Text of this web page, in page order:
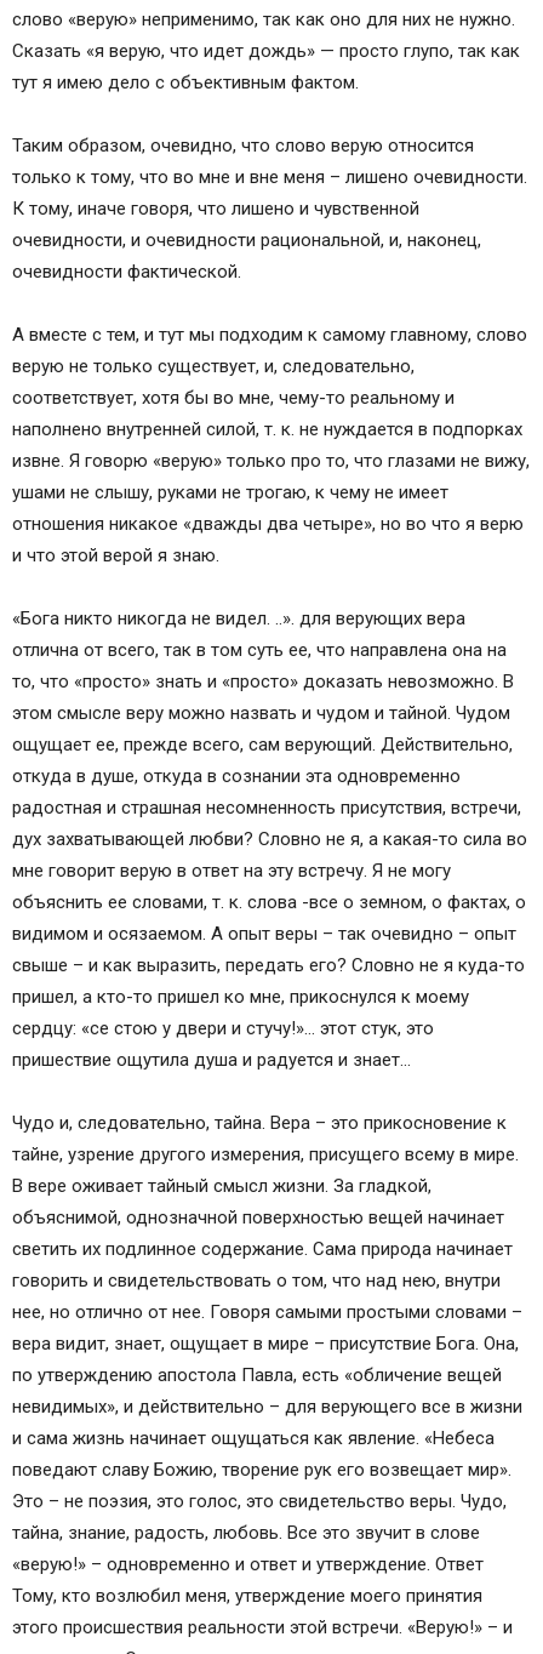
слово «верую» неприменимо, так как оно для них не нужно.
Сказать «я верую, что идет дождь» — просто глупо, так как
тут я имею дело с объективным фактом.
Таким образом, очевидно, что слово верую относится
только к тому, что во мне и вне меня – лишено очевидности.
К тому, иначе говоря, что лишено и чувственной
очевидности, и очевидности рациональной, и, наконец,
очевидности фактической.
А вместе с тем, и тут мы подходим к самому главному, слово
верую не только существует, и, следовательно,
соответствует, хотя бы во мне, чему-то реальному и
наполнено внутренней силой, т. к. не нуждается в подпорках
извне. Я говорю «верую» только про то, что глазами не вижу,
ушами не слышу, руками не трогаю, к чему не имеет
отношения никакое «дважды два четыре», но во что я верю
и что этой верой я знаю.
«Бога никто никогда не видел. ..». для верующих вера
отлична от всего, так в том суть ее, что направлена она на
то, что «просто» знать и «просто» доказать невозможно. В
этом смысле веру можно назвать и чудом и тайной. Чудом
ощущает ее, прежде всего, сам верующий. Действительно,
откуда в душе, откуда в сознании эта одновременно
радостная и страшная несомненность присутствия, встречи,
дух захватывающей любви? Словно не я, а какая-то сила во
мне говорит верую в ответ на эту встречу. Я не могу
объяснить ее словами, т. к. слова -все о земном, о фактах, о
видимом и осязаемом. А опыт веры – так очевидно – опыт
свыше – и как выразить, передать его? Словно не я куда-то
пришел, а кто-то пришел ко мне, прикоснулся к моему
сердцу: «се стою у двери и стучу!»… этот стук, это
пришествие ощутила душа и радуется и знает…
Чудо и, следовательно, тайна. Вера – это прикосновение к
тайне, узрение другого измерения, присущего всему в мире.
В вере оживает тайный смысл жизни. За гладкой,
объяснимой, однозначной поверхностью вещей начинает
светить их подлинное содержание. Сама природа начинает
говорить и свидетельствовать о том, что над нею, внутри
нее, но отлично от нее. Говоря самыми простыми словами –
вера видит, знает, ощущает в мире – присутствие Бога. Она,
по утверждению апостола Павла, есть «обличение вещей
невидимых», и действительно – для верующего все в жизни
и сама жизнь начинает ощущаться как явление. «Небеса
поведают славу Божию, творение рук его возвещает мир».
Это – не поэзия, это голос, это свидетельство веры. Чудо,
тайна, знание, радость, любовь. Все это звучит в слове
«верую!» – одновременно и ответ и утверждение. Ответ
Тому, кто возлюбил меня, утверждение моего принятия
этого происшествия реальности этой встречи. «Верую!» – и